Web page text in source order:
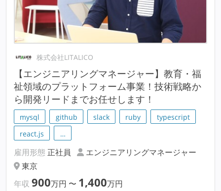
株式会社LITALICO
【エンジニアリングマネージャー】教育・福
祉領域のプラットフォーム事業！技術戦略か
ら開発リードまでお任せします！
mysql github slack ruby
typescript
react.js
…
雇用形態 正社員
エンジニアリングマネージャー
東京
年収 900万円 〜 1,400万円